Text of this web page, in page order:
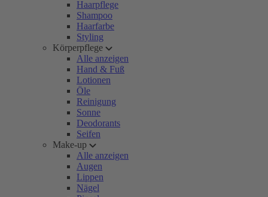
Haarpflege
Shampoo
Haarfarbe
Styling
Körperpflege
Alle anzeigen
Hand & Fuß
Lotionen
Öle
Reinigung
Sonne
Deodorants
Seifen
Make-up
Alle anzeigen
Augen
Lippen
Nägel